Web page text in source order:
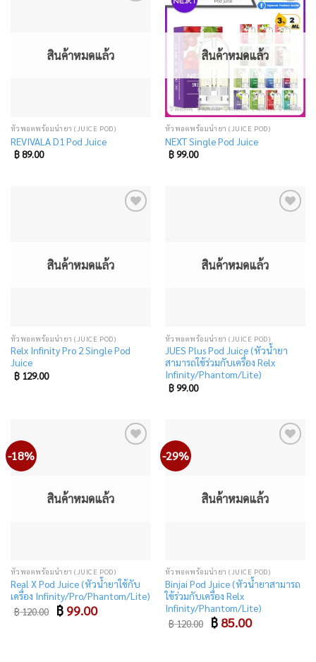
สินค้าหมดแล้ว
หัวพอตพร้อมน้ำยา (JUICE POD)
REVIVALA D1 Pod Juice
฿89.00
Add
to
wishlist
สินค้าหมดแล้ว
หัวพอตพร้อมน้ำยา (JUICE POD)
NEXT Single Pod Juice
฿99.00
สินค้าหมดแล้ว
หัวพอตพร้อมน้ำยา (JUICE POD)
Relx Infinity Pro 2 Single Pod
Juice
฿129.00
สินค้าหมดแล้ว
หัวพอตพร้อมน้ำยา (JUICE POD)
JUES Plus Pod Juice (หัวน้ำยา
สามารถใช้ร่วมกับเครื่อง Relx
Infinity/Phantom/Lite)
฿99.00
-18%
สินค้าหมดแล้ว
หัวพอตพร้อมน้ำยา (JUICE POD)
Real X Pod Juice (หัวน้ำยาใช้กับ
เครื่อง Infinity/Pro/Phantom/Lite)
฿120.00 Original
price
฿ 99.00Current
price
-29%
สินค้าหมดแล้ว
หัวพอตพร้อมน้ำยา (JUICE POD)
Binjai Pod Juice (หัวน้ำยาสามารถ
ใช้ร่วมกับเครื่อง Relx
Infinity/Phantom/Lite)
฿120.00 Original
price
฿ 85.00Current
price